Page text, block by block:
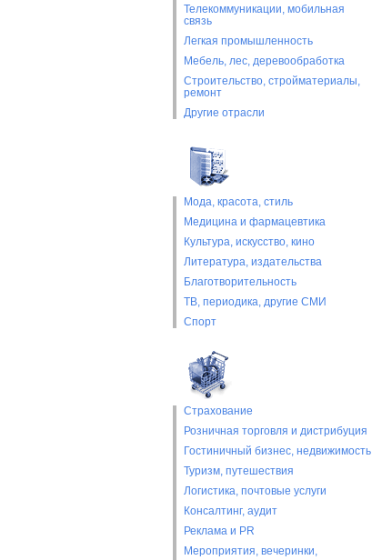
Телекоммуникации, мобильная
связь
Легкая промышленность
Мебель, лес, деревообработка
Строительство, стройматериалы,
ремонт
Другие отрасли
Мода, красота, стиль
Медицина и фармацевтика
Культура, искусство, кино
Литература, издательства
Благотворительность
ТВ, периодика, другие СМИ
Спорт
Страхование
Розничная торговля и дистрибуция
Гостиничный бизнес, недвижимость
Туризм, путешествия
Логистика, почтовые услуги
Консалтинг, аудит
Реклама и PR
Мероприятия, вечеринки,